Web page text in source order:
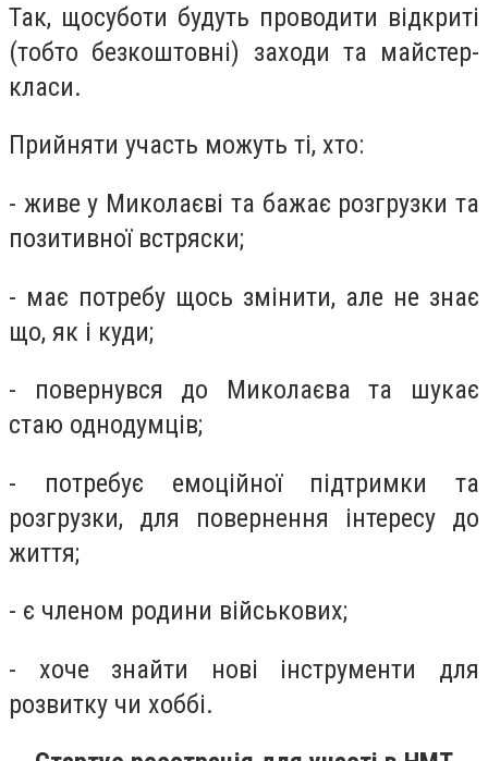
Так, щосуботи будуть проводити відкриті
(тобто безкоштовні) заходи та майстер-
класи.
Прийняти участь можуть ті, хто:
- живе у Миколаєві та бажає розгрузки та
позитивної встряски;
- має потребу щось змінити, але не знає
що, як і куди;
- повернувся до Миколаєва та шукає
стаю однодумців;
- потребує емоційної підтримки та
розгрузки, для повернення інтересу до
життя;
- є членом родини військових;
- хоче знайти нові інструменти для
розвитку чи хоббі.